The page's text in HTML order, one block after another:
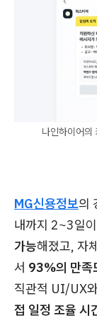
나인하이어의
MG신용정보의
내까지 2~3일
가능해졌고, 자
서 93%의 만족
직관적 UI/UX
접 일정 조율